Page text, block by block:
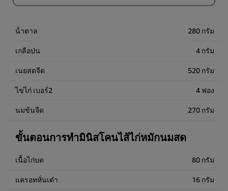
18 x 1 กก.
น้ําตาล 280 กรัม
เกลือป่น 4 กรัม
เนยสดจืด 520 กรัม
ไข่ไก่ เบอร์2 4 ฟอง
นมข้นจืด 270 กรัม
ขั้นตอนการทำมินิสโคนไส้ไก่หมักนมสด
เนื้อไก่บด 80 กรัม
แครอทหั่นเต๋า 16 กรัม